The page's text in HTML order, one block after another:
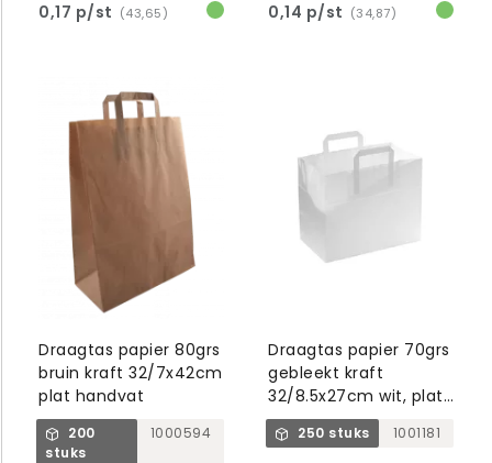
0,17 p/st (43,65) 0,14 p/st (34,87)
Draagtas papier 80grs
bruin kraft 32/7x42cm
plat handvat
200
stuks
1000594
Draagtas papier 70grs
gebleekt kraft
32/8.5x27cm wit, plat
handvat
250 stuks 1001181